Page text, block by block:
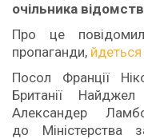
очільника
Про це
пропаганди, йдеться
Посол Франції
Британії
Александер
до Міністерства